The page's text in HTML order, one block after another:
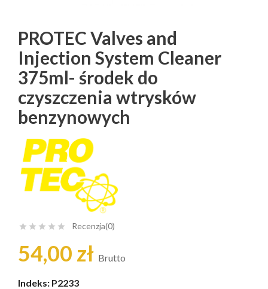
PROTEC Valves and
Injection System Cleaner
375ml- środek do
czyszczenia wtrysków
benzynowych
     Recenzja(0)
54,00 zł Brutto
Indeks: P2233